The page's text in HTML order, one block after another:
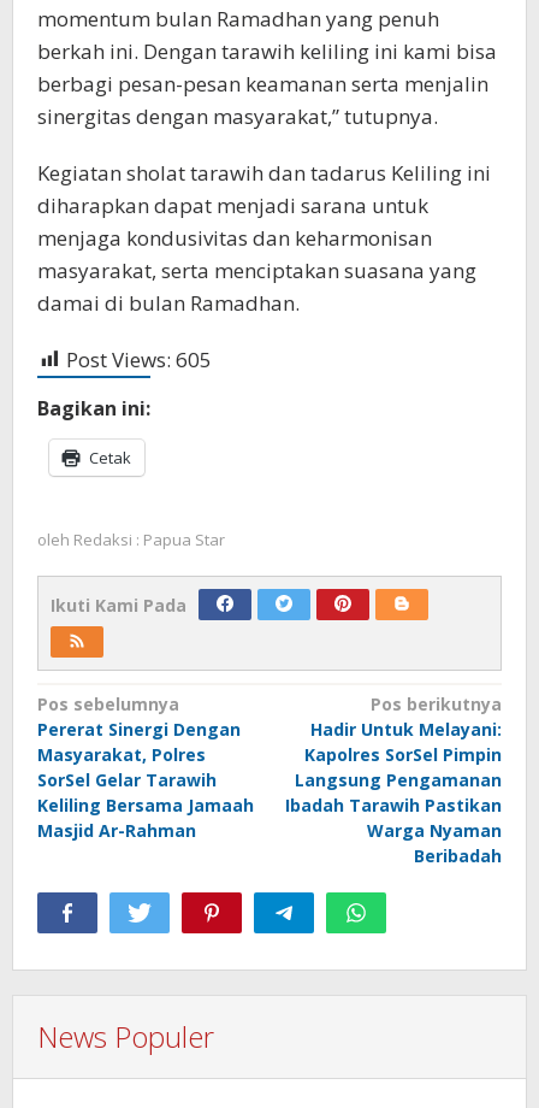
momentum bulan Ramadhan yang penuh
berkah ini. Dengan tarawih keliling ini kami bisa
berbagi pesan-pesan keamanan serta menjalin
sinergitas dengan masyarakat,” tutupnya.
Kegiatan sholat tarawih dan tadarus Keliling ini
diharapkan dapat menjadi sarana untuk
menjaga kondusivitas dan keharmonisan
masyarakat, serta menciptakan suasana yang
damai di bulan Ramadhan.
Post Views: 605
Bagikan ini:
Cetak
oleh Redaksi : Papua Star
Ikuti Kami Pada
Navigasi
pos
Pos sebelumnya
Pererat Sinergi Dengan
Masyarakat, Polres
SorSel Gelar Tarawih
Keliling Bersama Jamaah
Masjid Ar-Rahman
Pos berikutnya
Hadir Untuk Melayani:
Kapolres SorSel Pimpin
Langsung Pengamanan
Ibadah Tarawih Pastikan
Warga Nyaman
Beribadah
News Populer